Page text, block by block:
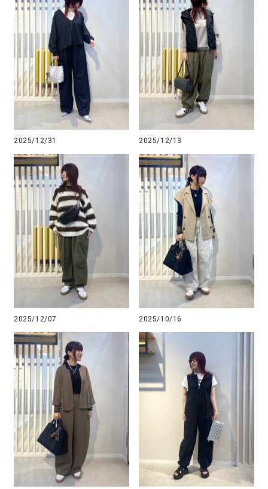
2025/12/31 2025/12/13
2025/12/07 2025/10/16